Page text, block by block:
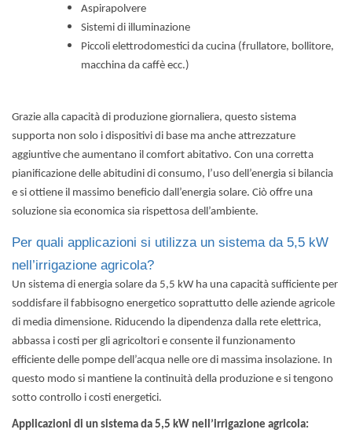
Aspirapolvere
Sistemi di illuminazione
Piccoli elettrodomestici da cucina (frullatore, bollitore,
macchina da caffè ecc.)
Grazie alla capacità di produzione giornaliera, questo sistema
supporta non solo i dispositivi di base ma anche attrezzature
aggiuntive che aumentano il comfort abitativo. Con una corretta
pianificazione delle abitudini di consumo, l’uso dell’energia si bilancia
e si ottiene il massimo beneficio dall’energia solare. Ciò offre una
soluzione sia economica sia rispettosa dell’ambiente.
Per quali applicazioni si utilizza un sistema da 5,5 kW
nell’irrigazione agricola?
Un sistema di energia solare da 5,5 kW ha una capacità sufficiente per
soddisfare il fabbisogno energetico soprattutto delle aziende agricole
di media dimensione. Riducendo la dipendenza dalla rete elettrica,
abbassa i costi per gli agricoltori e consente il funzionamento
efficiente delle pompe dell’acqua nelle ore di massima insolazione. In
questo modo si mantiene la continuità della produzione e si tengono
sotto controllo i costi energetici.
Applicazioni di un sistema da 5,5 kW nell’irrigazione agricola: